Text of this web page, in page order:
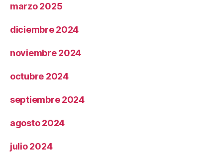
marzo 2025
diciembre 2024
noviembre 2024
octubre 2024
septiembre 2024
agosto 2024
julio 2024